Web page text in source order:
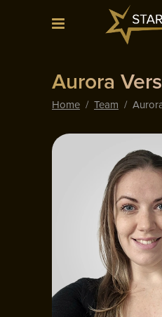
Aurora
Home / Team /